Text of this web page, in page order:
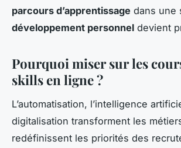
parcours d’apprentissage dans une
développement personnel devient
Pourquoi miser sur les
skills en ligne ?
L’automatisation, l’intelligence
digitalisation transforment les
redéfinissent les priorités des